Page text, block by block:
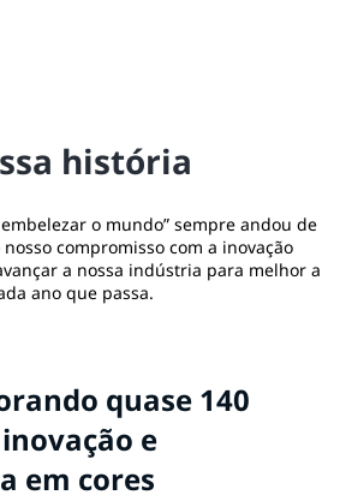
história
o mundo” sempre andou de
compromisso com a inovação
a nossa indústria para melhor a
ano que passa.
quase 140
e
em cores